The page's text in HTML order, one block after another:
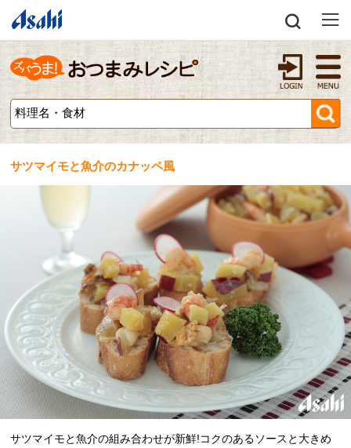
サツマイモと魚介のカナッペ風
サツマイモと魚介の組み合わせが新鮮!コクのあるソースと大きめ